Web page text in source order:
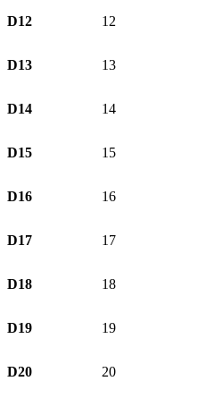
D12 12
D13 13
D14 14
D15 15
D16 16
D17 17
D18 18
D19 19
D20 20